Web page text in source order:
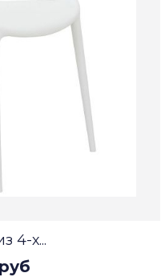
4-х...